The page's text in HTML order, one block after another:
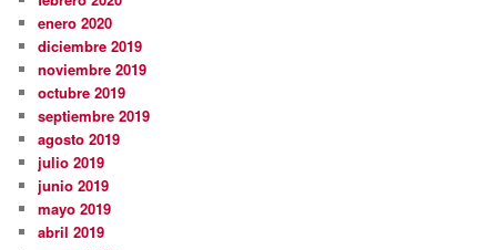
enero 2020
diciembre 2019
noviembre 2019
octubre 2019
septiembre 2019
agosto 2019
julio 2019
junio 2019
mayo 2019
abril 2019